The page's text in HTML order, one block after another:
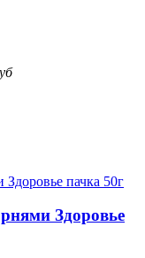
Здоровье